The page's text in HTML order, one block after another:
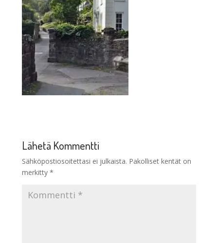
Lähetä Kommentti
Sähköpostiosoitettasi ei julkaista. Pakolliset kentät on
merkitty *